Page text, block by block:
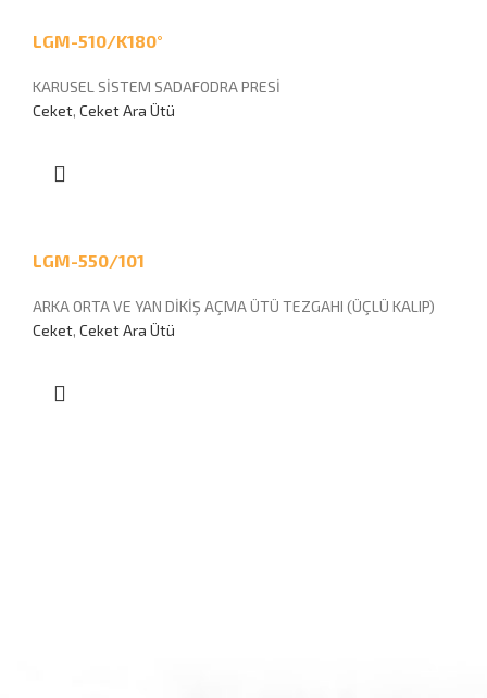
LGM-510/K180°
KARUSEL SİSTEM SADAFODRA PRESİ
Ceket, Ceket Ara Ütü
LGM-550/101
ARKA ORTA VE YAN DİKİŞ AÇMA ÜTÜ TEZGAHI (ÜÇLÜ KALIP)
Ceket, Ceket Ara Ütü